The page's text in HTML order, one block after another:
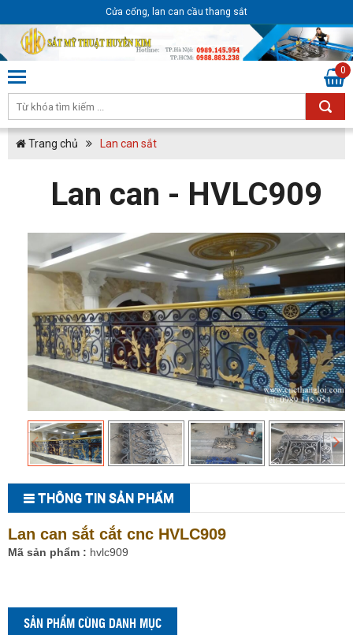
Cửa cổng, lan can cầu thang sắt
0
Trang chủ Lan can sắt
Lan can - HVLC909
THÔNG TIN SẢN PHẨM
Lan can sắt cắt cnc HVLC909
Mã sản phẩm : hvlc909
SẢN PHẨM CÙNG DANH MỤC